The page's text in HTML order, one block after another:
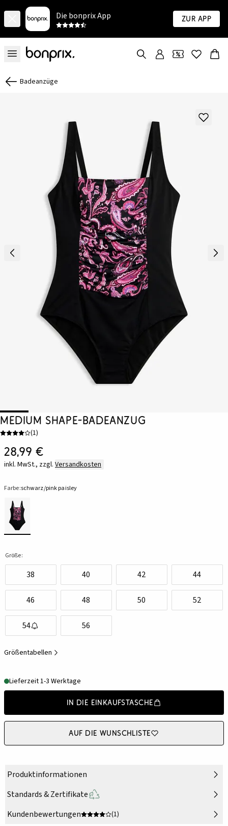
Die bonprix App Zur App
Badeanzüge
Medium Shape-Badeanzug
(1)
28,99 €
inkl. MwSt., zzgl. Versandkosten
Farbe:schwarz/pink paisley
Größe:
38 40 42 44
46 48 50 52
54 56
Größentabellen
Lieferzeit 1-3 Werktage
In die Einkaufstasche
Auf die Wunschliste
Produktinformationen
Standards & Zertifikate
Kundenbewertungen
(1)